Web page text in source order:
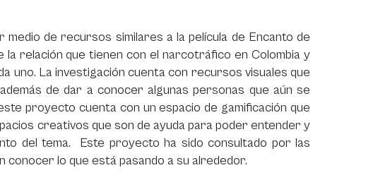
de recursos similares a la película de Encanto de
relación que tienen con el narcotráfico en Colombia y
uno. La investigación cuenta con recursos visuales que
de dar a conocer algunas personas que aún se
proyecto cuenta con un espacio de gamificación que
creativos que son de ayuda para poder entender y
del tema. Este proyecto ha sido consultado por las
conocer lo que está pasando a su alrededor.